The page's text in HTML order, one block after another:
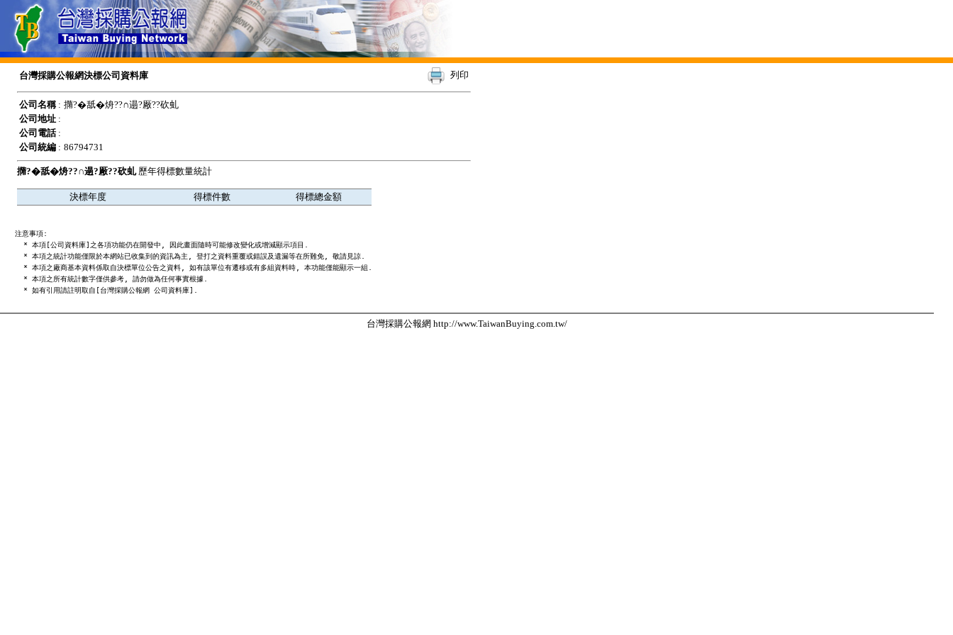
台灣採購公報網決標公司資料庫 列印
公司名稱: 撱?�舐�烐??∩遢?厰??砍虬
公司地址 :
公司電話:
公司統編 : 86794731
撱?�舐�烐??∩遢?厰??砍虬歷年得標數量統計
決標年度 得標件數 得標總金額
注意事項:
  * 本項[公司資料庫]之各項功能仍在開發中, 因此畫面隨時可能修改變化或增減顯示項目.
  * 本項之統計功能僅限於本網站已收集到的資訊為主, 登打之資料重覆或錯誤及遺漏等在所難免, 敬請見諒.
  * 本項之廠商基本資料係取自決標單位公告之資料, 如有該單位有遷移或有多組資料時, 本功能僅能顯示一組.
  * 本項之所有統計數字僅供參考, 請勿做為任何事實根據.
台灣採購公報網 http://www.TaiwanBuying.com.tw/